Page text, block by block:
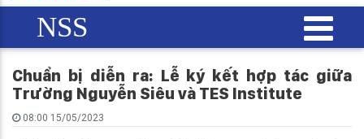
NSS
Chuẩn bị diễn ra: Lễ ký kết hợp tác giữa
Trường Nguyễn Siêu và TES Institute
08:00 15/05/2023